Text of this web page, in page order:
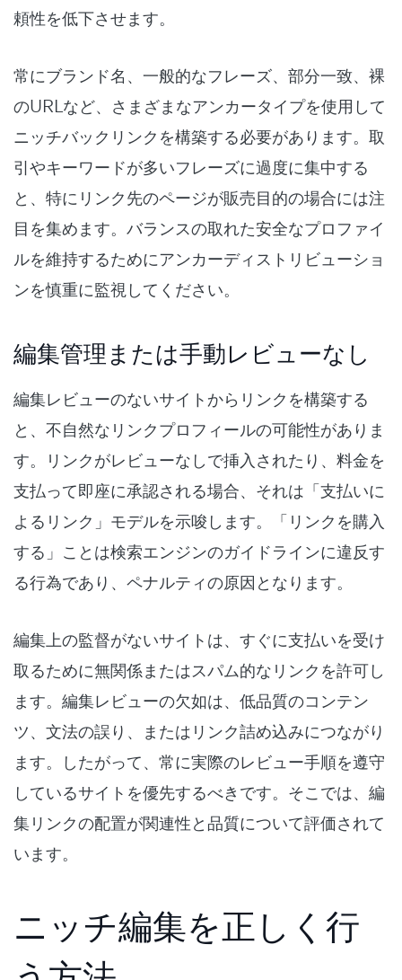
頼性を低下させます。
常にブランド名、一般的なフレーズ、部分一致、裸
のURLなど、さまざまなアンカータイプを使用して
ニッチバックリンクを構築する必要があります。取
引やキーワードが多いフレーズに過度に集中する
と、特にリンク先のページが販売目的の場合には注
目を集めます。バランスの取れた安全なプロファイ
ルを維持するためにアンカーディストリビューショ
ンを慎重に監視してください。
編集管理または手動レビューなし
編集レビューのないサイトからリンクを構築する
と、不自然なリンクプロフィールの可能性がありま
す。リンクがレビューなしで挿入されたり、料金を
支払って即座に承認される場合、それは「支払いに
よるリンク」モデルを示唆します。「リンクを購入
する」ことは検索エンジンのガイドラインに違反す
る行為であり、ペナルティの原因となります。
編集上の監督がないサイトは、すぐに支払いを受け
取るために無関係またはスパム的なリンクを許可し
ます。編集レビューの欠如は、低品質のコンテン
ツ、文法の誤り、またはリンク詰め込みにつながり
ます。したがって、常に実際のレビュー手順を遵守
しているサイトを優先するべきです。そこでは、編
集リンクの配置が関連性と品質について評価されて
います。
ニッチ編集を正しく行